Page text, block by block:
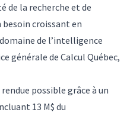
de la recherche et de
croissant en
de l’intelligence
générale de Calcul Québec,
possible grâce à un
13 M$ du